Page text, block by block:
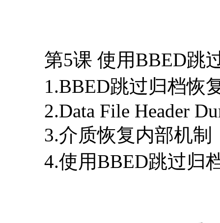
第5课 使用BBED跳
1.BBED跳过归档恢
2.Data File Header
3.介质恢复内部机制
4.使用BBED跳过归